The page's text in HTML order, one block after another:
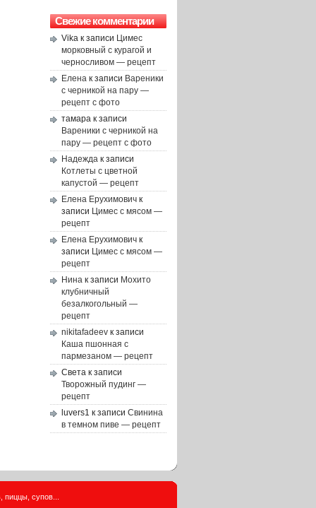
Свежие комментарии
Vika к записи Цимес
морковный с курагой и
черносливом — рецепт
Елена к записи Вареники
с черникой на пару —
рецепт с фото
тамара к записи
Вареники с черникой на
пару — рецепт с фото
Надежда к записи
Котлеты с цветной
капустой — рецепт
Елена Ерухимович к
записи Цимес с мясом —
рецепт
Елена Ерухимович к
записи Цимес с мясом —
рецепт
Нина к записи Мохито
клубничный
безалкогольный —
рецепт
nikitafadeev к записи
Каша пшонная с
пармезаном — рецепт
Света к записи
Творожный пудинг —
рецепт
luvers1 к записи Свинина
в темном пиве — рецепт
супов...